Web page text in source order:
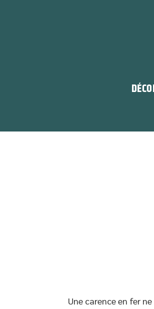
Une carence en fer